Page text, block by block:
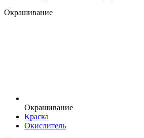
Окрашивание
Окрашивание
Краска
Окислитель